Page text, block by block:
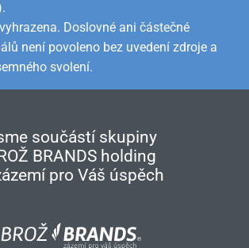
Doslovné ani částečné
není povoleno bez uvedení zdroje a
svolení.
součástí skupiny
BRANDS holding
pro Váš úspěch